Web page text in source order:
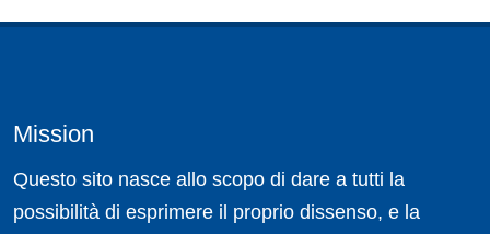
Mission
Questo sito nasce allo scopo di dare a tutti la
possibilità di esprimere il proprio dissenso, e la